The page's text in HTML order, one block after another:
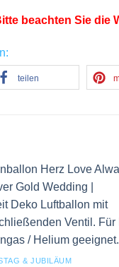
beachten Sie die
teilen
Add
& JUBILÄUM